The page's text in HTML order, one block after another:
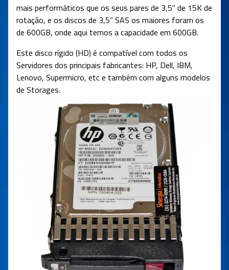
mais performáticos que os seus pares de 3,5" de 15K de
rotação, e os discos de 3,5” SAS os maiores foram os
de 600GB, onde aqui temos a capacidade em 600GB.
Este disco rígido (HD) é compatível com todos os
Servidores dos principais fabricantes: HP, Dell, IBM,
Lenovo, Supermicro, etc e também com alguns modelos
de Storages.